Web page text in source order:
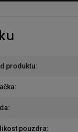
produktu:
:
:
pouzdra: